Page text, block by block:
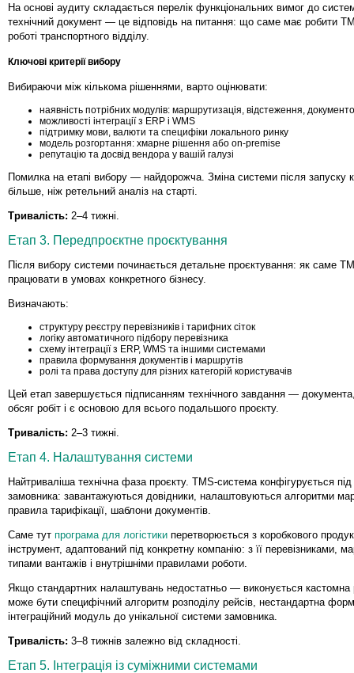
На основі аудиту складається перелік функціональних вимог до
технічний документ — це відповідь на питання: що саме має робити
роботі транспортного відділу.
Ключові критерії вибору
Вибираючи між кількома рішеннями, варто оцінювати:
наявність потрібних модулів: маршрутизація, відстеження,
можливості інтеграції з ERP і WMS
підтримку мови, валюти та специфіки локального ринку
модель розгортання: хмарне рішення або on-premise
репутацію та досвід вендора у вашій галузі
Помилка на етапі вибору — найдорожча. Зміна системи після запуску
більше, ніж ретельний аналіз на старті.
Тривалість: 2–4 тижні.
Етап 3. Передпроєктне проєктування
Після вибору системи починається детальне проєктування: як саме
працювати в умовах конкретного бізнесу.
Визначають:
структуру реєстру перевізників і тарифних сіток
логіку автоматичного підбору перевізника
схему інтеграції з ERP, WMS та іншими системами
правила формування документів і маршрутів
ролі та права доступу для різних категорій користувачів
Цей етап завершується підписанням технічного завдання —
обсяг робіт і є основою для всього подальшого проєкту.
Тривалість: 2–3 тижні.
Етап 4. Налаштування системи
Найтриваліша технічна фаза проєкту. TMS-система конфігурується
замовника: завантажуються довідники, налаштовуються алгоритми
правила тарифікації, шаблони документів.
Саме тут програма для логістики перетворюється з коробкового
інструмент, адаптований під конкретну компанію: з її перевізниками,
типами вантажів і внутрішніми правилами роботи.
Якщо стандартних налаштувань недостатньо — виконується кастомна
може бути специфічний алгоритм розподілу рейсів, нестандартна
інтеграційний модуль до унікальної системи замовника.
Тривалість: 3–8 тижнів залежно від складності.
Етап 5. Інтеграція із суміжними системами